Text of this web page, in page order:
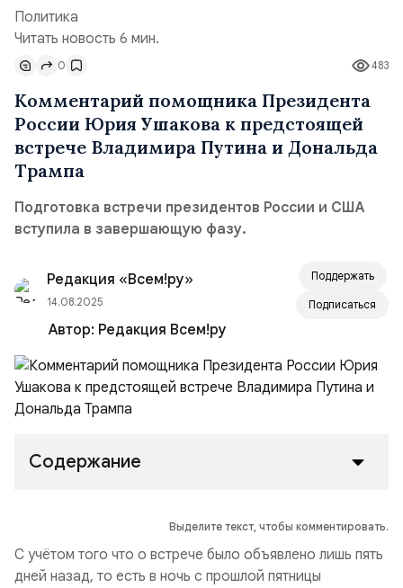
Политика
Читать новость 6 мин.
483
0
Комментарий помощника Президента
России Юрия Ушакова к предстоящей
встрече Владимира Путина и Дональда
Трампа
Подготовка встречи президентов России и США
вступила в завершающую фазу.
Редакция «Всем!ру»
14.08.2025
Поддержать
Подписаться
Автор: Редакция Всем!ру
Содержание
Выделите текст, чтобы комментировать.
С учётом того что о встрече было объявлено лишь пять
дней назад, то есть в ночь с прошлой пятницы